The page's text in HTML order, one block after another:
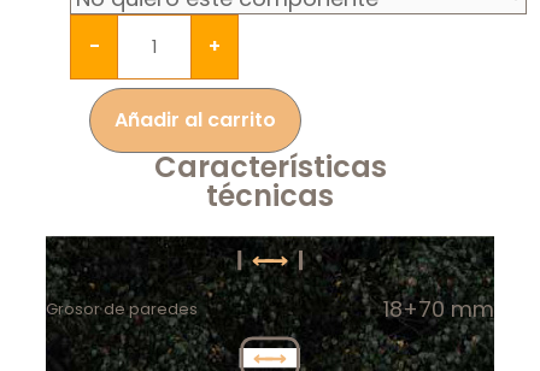
- +
Añadir al carrito
Características
técnicas
Grosor de paredes 18+70 mm